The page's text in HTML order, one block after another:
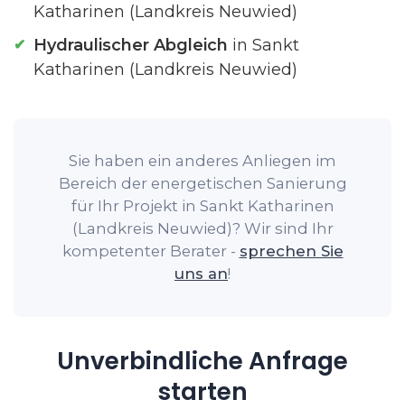
Katharinen (Landkreis Neuwied)
Hydraulischer Abgleich in Sankt
Katharinen (Landkreis Neuwied)
Sie haben ein anderes Anliegen im
Bereich der energetischen Sanierung
für Ihr Projekt in Sankt Katharinen
(Landkreis Neuwied)? Wir sind Ihr
kompetenter Berater - sprechen Sie
uns an!
Unverbindliche Anfrage
starten